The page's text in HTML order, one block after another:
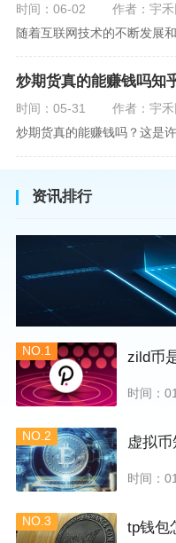
时间：06-02
作者：宇禾
炒期货真的能赚钱吗知
时间：05-31
作者：宇禾
资讯排行
NO.1 zild币
时间：
NO.2 虚拟
时间：
NO.3 tp钱包